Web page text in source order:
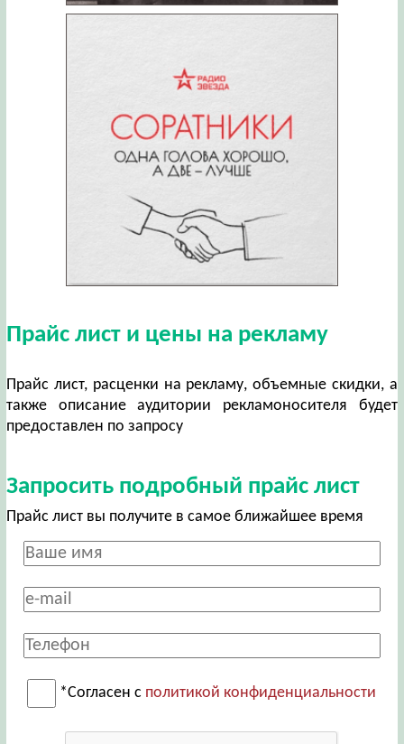
Прайс лист и цены на рекламу
Прайс лист, расценки на рекламу, объемные скидки, а
также описание аудитории рекламоносителя будет
предоставлен по запросу
Запросить подробный прайс лист
Прайс лист вы получите в самое ближайшее время
*Согласен с политикой конфиденциальности